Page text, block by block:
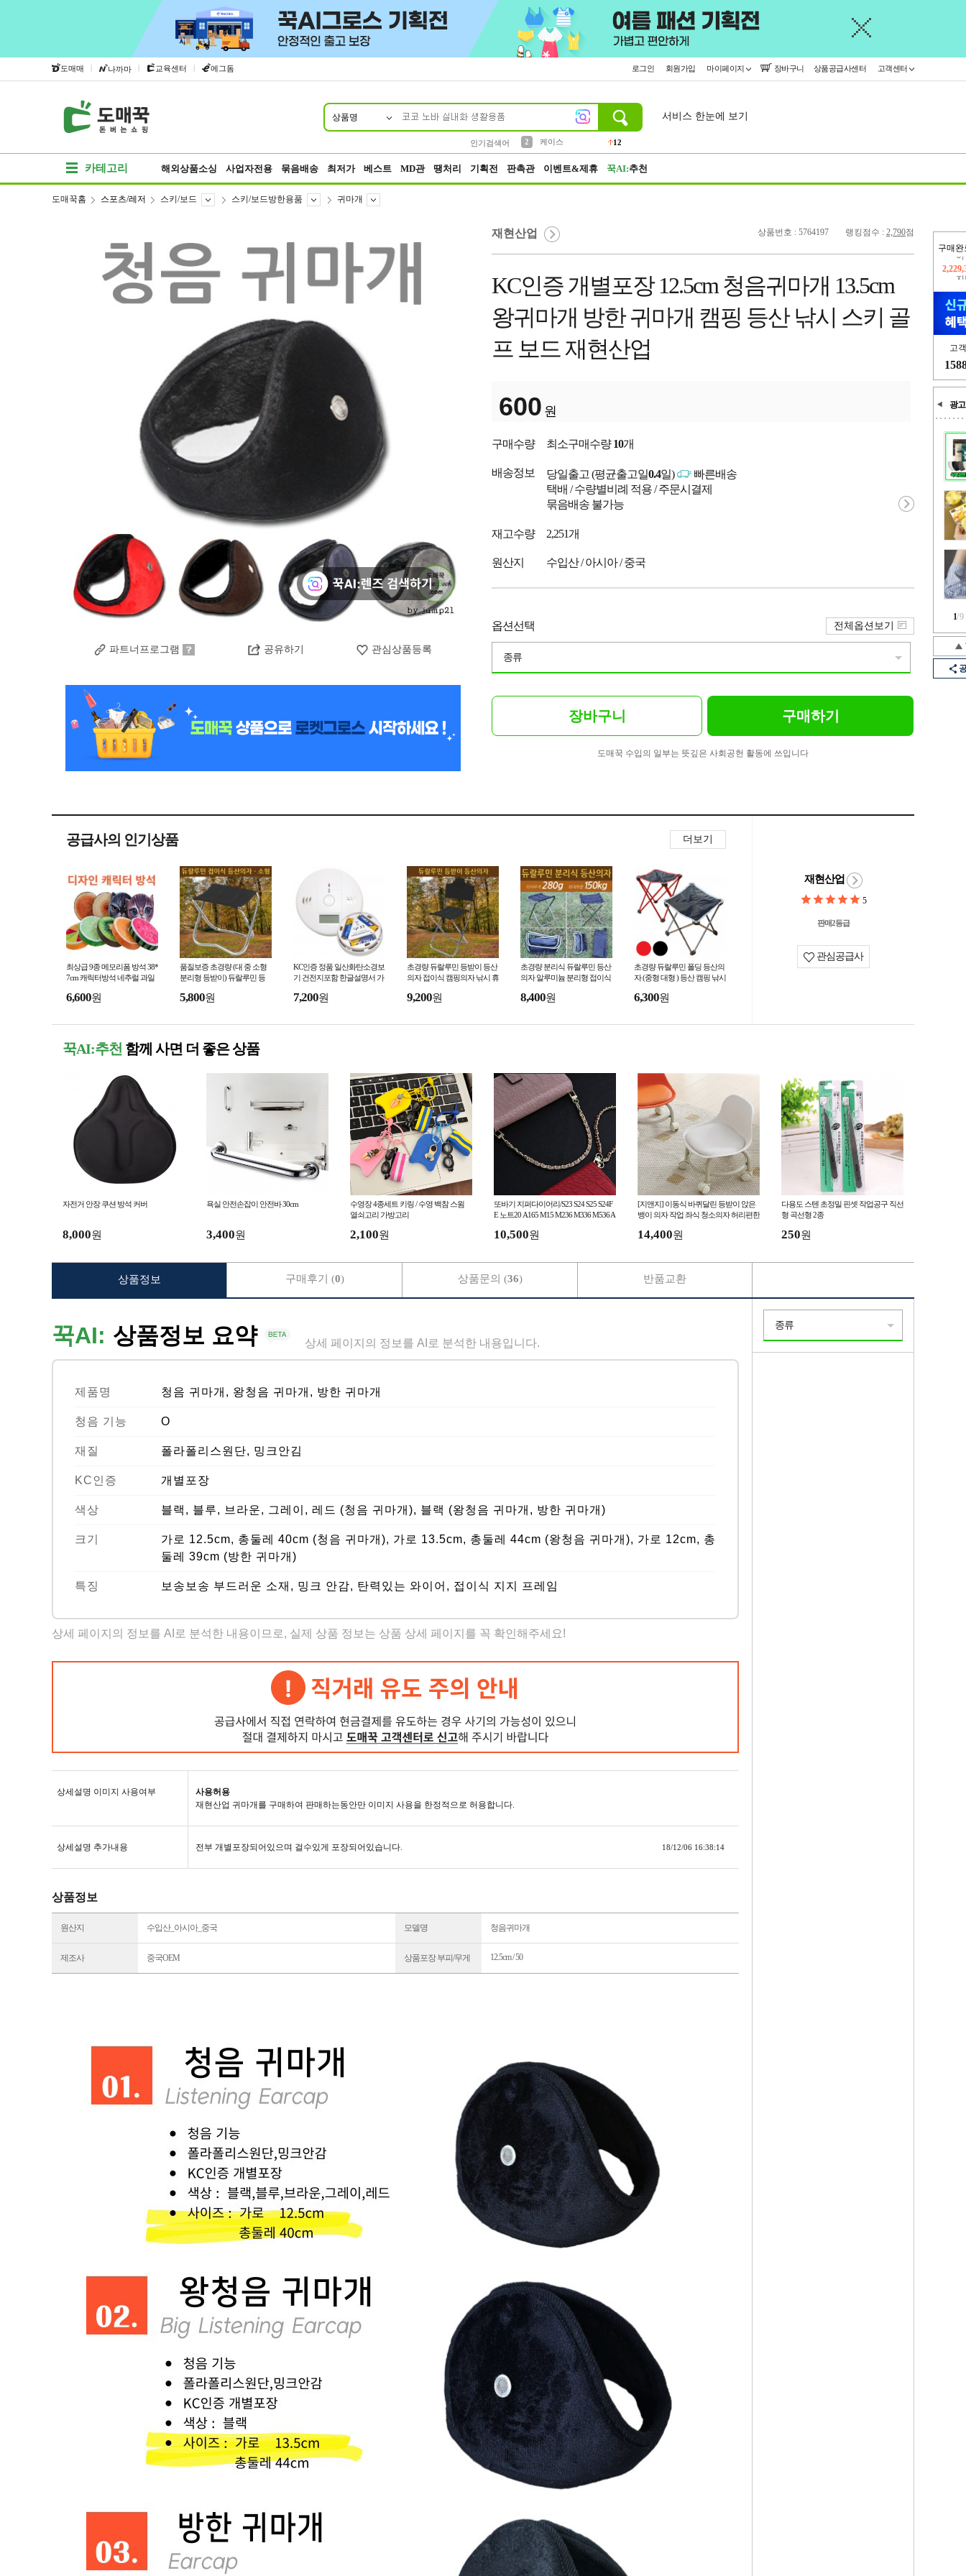
도매매 | 나까마 | 교육센터 | 에그돔 로그인 회원가입 마이페이지 장바구니 상품공급사센터 고객센터
상품명
인기검색어
3
생수
454
서비스 한눈에 보기
카테고리 해외상품소싱 사업자전용 묶음배송 최저가 베스트 MD관 땡처리 기획전 판촉관 이벤트&제휴 꾹AI:추천
구매완
고
광고
1/9
도매꾹홈 스포츠/레저 스키/보드 스키/보드방한용품 귀마개
파트너프로그램 공유하기 관심상품등록
상품번호 : 5764197 랭킹점수 : 2,790점
재현산업
KC인증 개별포장 12.5cm 청음귀마개 13.5cm
왕귀마개 방한 귀마개 캠핑 등산 낚시 스키 골
프 보드 재현산업
600 원
구매수량 최소구매수량10개
배송정보 당일출고 (평균출고일0.4일)
빠른배송
택배 / 수량별비례 적용 / 주문시결제
묶음배송 불가능
재고수량 2,251개
원산지 수입산 / 아시아 / 중국
옵션선택
종류
전체옵션보기
장바구니 구매하기
도매꾹 수입의 일부는 뜻깊은 사회공헌 활동에 쓰입니다
공급사의 인기상품 더보기
최상급 9종 메모리폼 방석 38*
7cm 캐릭터방석 네추럴 과일
은품 이불 재현산업
6,600원
품질보증 초경량 (대 중 소형
분리형 등받이) 듀랄루민 등
캠핑 낚시 재현산업
5,800원
KC인증 정품 일산화탄소경보
기 건전지포함 한글설명서 가
텔 팬션 숙박업소
7,200원
초경량 듀랄루민 등받이 등산
의자 접이식 캠핑의자 낚시 휴
업
9,200원
초경량 분리식 듀랄루민 등산
의자 알루미늄 분리형 접이식
물 재현산업
8,400원
초경량 듀랄루민 폴딩 등산의
자 (중형 대형 ) 등산 캠핑 낚시
현산업 선물
6,300원
재현산업
5
판매2등급
관심공급사
꾹AI:추천 함께 사면 더 좋은 상품
자전거 안장 쿠션 방석 커버
8,000원
욕실 안전손잡이 안전바 30cm
3,400원
수영장 4종세트 키링 / 수영 백참 스윔
열쇠고리 가방고리
2,100원
또바기 지퍼다이어리/S23 S24 S25 S24F
E 노트20 A165 M15 M236 M336 M536 A
10,500원
[지앤지] 이동식 바퀴달린 등받이 앉은
뱅이 의자 작업 좌식 청소의자 허리편한
14,400원
다용도 스텐 초정밀 핀셋 작업공구 직선
형 곡선형 2종
250원
꾹AI: 상품정보 요약 상세 페이지의 정보를 AI로 분석한 내용입니다.
제품명 청음 귀마개, 왕청음 귀마개, 방한 귀마개
청음 기능 O
재질 폴라폴리스원단, 밍크안김
KC인증 개별포장
색상 블랙, 블루, 브라운, 그레이, 레드 (청음 귀마개), 블랙 (왕청음 귀마개, 방한 귀마개)
크기
가로 12.5cm, 총둘레 40cm (청음 귀마개), 가로 13.5cm, 총둘레 44cm (왕청음 귀마개), 가로 12cm, 총
둘레 39cm (방한 귀마개)
특징 보송보송 부드러운 소재, 밍크 안감, 탄력있는 와이어, 접이식 지지 프레임
상세 페이지의 정보를 AI로 분석한 내용이므로, 실제 상품 정보는 상품 상세 페이지를 꼭 확인해주세요!
상세설명 이미지 사용여부
사용허용
재현산업 귀마개를 구매하여 판매하는동안만 이미지 사용을 한정적으로 허용합니다.
상세설명 추가내용 전부 개별포장되어있으며 걸수있게 포장되어있습니다. 18/12/06 16:38:14
상품정보
원산지 수입산_아시아_중국 모델명 청음귀마개
제조사 중국OEM 상품포장 부피/무게 12.5cm / 50
상품정보 구매후기 (0) 상품문의 (36) 반품교환
종류